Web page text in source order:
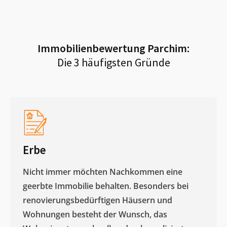
Immobilienbewertung Parchim:
Die 3 häufigsten Gründe
Erbe
Nicht immer möchten Nachkommen eine
geerbte Immobilie behalten. Besonders bei
renovierungsbedürftigen Häusern und
Wohnungen besteht der Wunsch, das